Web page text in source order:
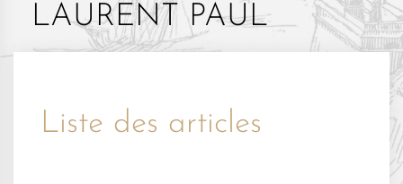
LAURENT PAUL
Liste des articles